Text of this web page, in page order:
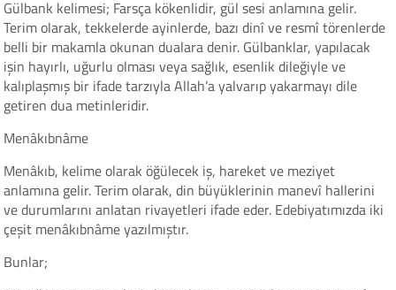
Gülbank kelimesi; Farsça kökenlidir, gül sesi anlamına gelir.
Terim olarak, tekkelerde ayinlerde, bazı dinî ve resmî törenlerde
belli bir makamla okunan dualara denir. Gülbanklar, yapılacak
işin hayırlı, uğurlu olması veya sağlık, esenlik dileğiyle ve
kalıplaşmış bir ifade tarzıyla Allah’a yalvarıp yakarmayı dile
getiren dua metinleridir.
Menâkıbnâme
Menâkıb, kelime olarak öğülecek iş, hareket ve meziyet
anlamına gelir. Terim olarak, din büyüklerinin manevî hallerini
ve durumlarını anlatan rivayetleri ifade eder. Edebiyatımızda iki
çeşit menâkıbnâme yazılmıştır.
Bunlar;